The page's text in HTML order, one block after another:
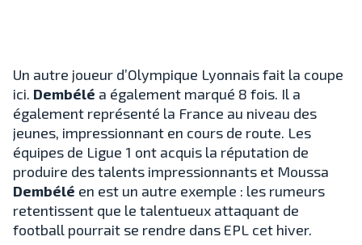
Un autre joueur d’Olympique Lyonnais fait la coupe
ici. Dembélé a également marqué 8 fois. Il a
également représenté la France au niveau des
jeunes, impressionnant en cours de route. Les
équipes de Ligue 1 ont acquis la réputation de
produire des talents impressionnants et Moussa
Dembélé en est un autre exemple : les rumeurs
retentissent que le talentueux attaquant de
football pourrait se rendre dans EPL cet hiver.